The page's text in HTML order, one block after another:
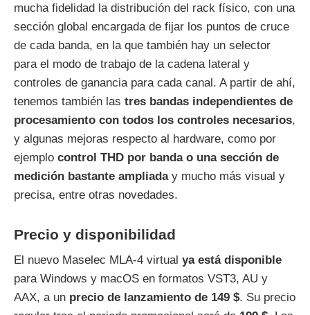
mucha fidelidad la distribución del rack físico, con una
sección global encargada de fijar los puntos de cruce
de cada banda, en la que también hay un selector
para el modo de trabajo de la cadena lateral y
controles de ganancia para cada canal. A partir de ahí,
tenemos también las tres bandas independientes de
procesamiento con todos los controles necesarios,
y algunas mejoras respecto al hardware, como por
ejemplo control THD por banda o una sección de
medición bastante ampliaday mucho más visual y
precisa, entre otras novedades.
Precio y disponibilidad
El nuevo Maselec MLA-4 virtual ya está disponible
para Windows y macOS en formatos VST3, AU y
AAX, a un precio de lanzamiento de 149 $. Su precio